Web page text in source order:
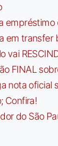
em transfer
vai
FINAL
nota oficial
Confira!
do São